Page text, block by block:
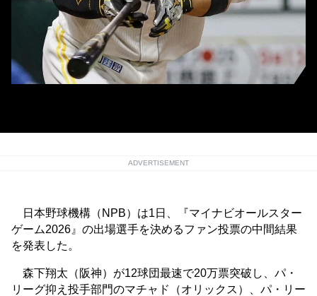
ADVERTISEMENT
日本野球機構（NPB）は1日、『マイナビオールスター
ゲーム2026』の出場選手を決めるファン投票の中間結果
を発表した。
森下翔太（阪神）が12球団最速で20万票突破し、パ・
リーグ抑え投手部門のマチャド（オリックス）、パ・リー